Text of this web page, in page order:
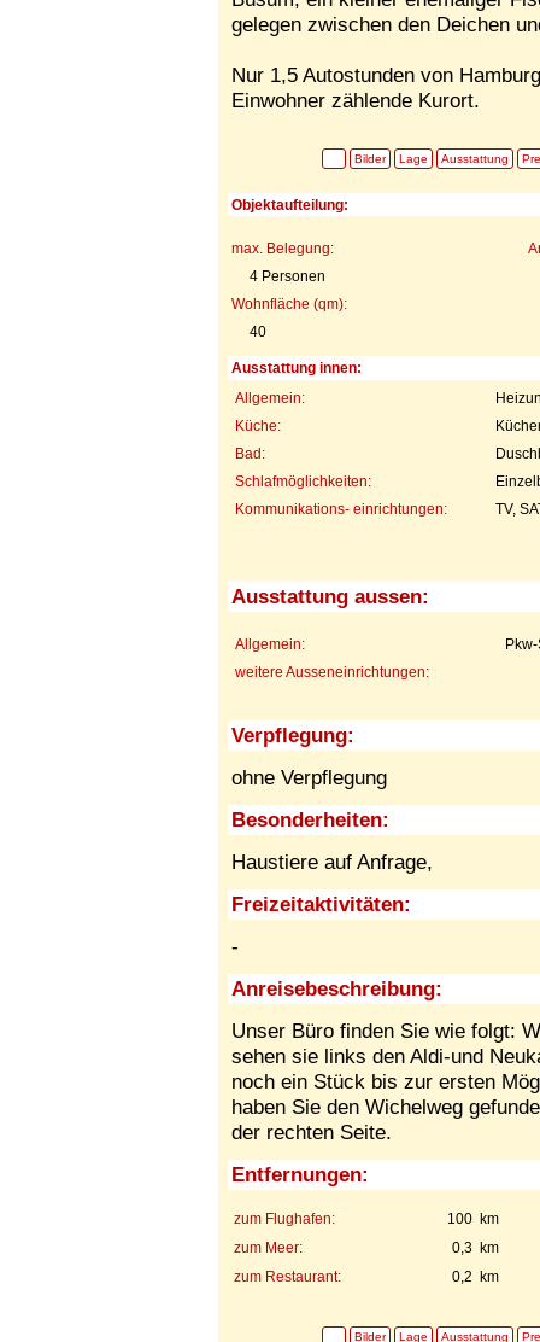
gelegen zwischen den Deichen
Nur 1,5 Autostunden von
Einwohner zählende Kurort.
Bilder Lage Ausstattung
Objektaufteilung:
max. Belegung:
4 Personen
Wohnfläche (qm):
40
Ausstattung innen:
Allgemein:
Küche:
Bad:
Schlafmöglichkeiten:
Kommunikations- einrichtungen:
TV,
Ausstattung aussen:
Allgemein:
weitere Ausseneinrichtungen:
Verpflegung:
ohne Verpflegung
Besonderheiten:
Haustiere auf Anfrage,
Freizeitaktivitäten:
-
Anreisebeschreibung:
Unser Büro finden Sie wie folgt:
sehen sie links den Aldi-und
noch ein Stück bis zur ersten
haben Sie den Wichelweg
der rechten Seite.
Entfernungen:
100 km
zum Flughafen:
0,3 km
zum Meer:
0,2 km
zum Restaurant:
Bilder Lage Ausstattung